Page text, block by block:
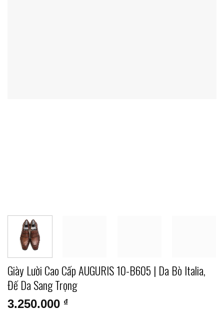
Giày Lười Cao Cấp AUGURIS 10-B605 | Da Bò Italia,
Đế Da Sang Trọng
3.250.000 ₫